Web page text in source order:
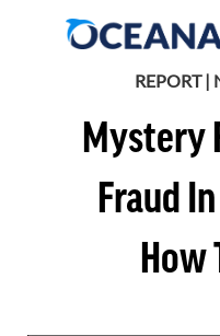
REPORT |
Mystery
Fraud
How